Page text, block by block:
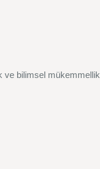
ve bilimsel mükemmellik